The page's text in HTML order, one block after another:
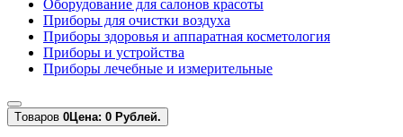
Оборудование для салонов красоты
Приборы для очистки воздуха
Приборы здоровья и аппаратная косметология
Приборы и устройства
Приборы лечебные и измерительные
Tоваров 0Цена: 0 Рублей.